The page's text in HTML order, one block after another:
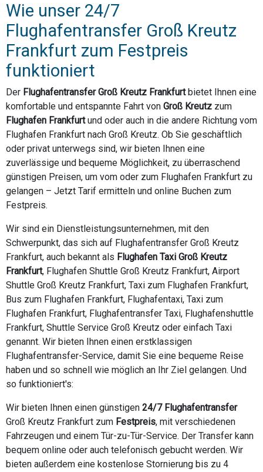
Wie unser 24/7
Flughafentransfer Groß Kreutz
Frankfurt zum Festpreis
funktioniert
Der Flughafentransfer Groß Kreutz Frankfurtbietet Ihnen eine
komfortable und entspannte Fahrt von Groß Kreutz zum
Flughafen Frankfurtund oder auch in die andere Richtung vom
Flughafen Frankfurt nach Groß Kreutz. Ob Sie geschäftlich
oder privat unterwegs sind, wir bieten Ihnen eine
zuverlässige und bequeme Möglichkeit, zu überraschend
günstigen Preisen, um vom oder zum Flughafen Frankfurt zu
gelangen – Jetzt Tarif ermitteln und online Buchen zum
Festpreis.
Wir sind ein Dienstleistungsunternehmen, mit den
Schwerpunkt, das sich auf Flughafentransfer Groß Kreutz
Frankfurt, auch bekannt als Flughafen Taxi Groß Kreutz
Frankfurt, Flughafen Shuttle Groß Kreutz Frankfurt, Airport
Shuttle Groß Kreutz Frankfurt, Taxi zum Flughafen Frankfurt,
Bus zum Flughafen Frankfurt, Flughafentaxi, Taxi zum
Flughafen Frankfurt, Flughafentransfer Taxi, Flughafenshuttle
Frankfurt, Shuttle Service Groß Kreutz oder einfach Taxi
genannt. Wir bieten Ihnen einen erstklassigen
Flughafentransfer-Service, damit Sie eine bequeme Reise
haben und so schnell wie möglich an Ihr Ziel gelangen. Und
so funktioniert's:
Wir bieten Ihnen einen günstigen 24/7 Flughafentransfer
Groß Kreutz Frankfurt zum Festpreis, mit verschiedenen
Fahrzeugen und einem Tür-zu-Tür-Service. Der Transfer kann
bequem online oder auch telefonisch gebucht werden. Wir
bieten außerdem eine kostenlose Stornierung bis zu 4